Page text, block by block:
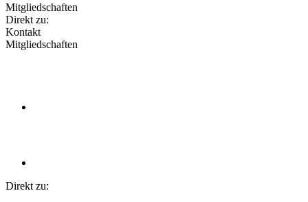
Mitgliedschaften
Direkt zu:
Kontakt
Mitgliedschaften
Direkt zu: